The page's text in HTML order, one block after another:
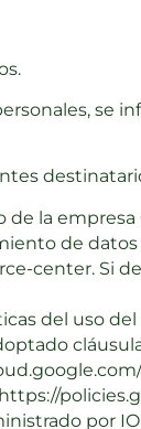
se
la
de
center. Si
del uso
por